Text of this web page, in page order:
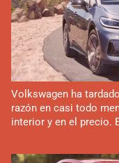
Volkswagen ha
razón en casi todo
interior y en el precio.